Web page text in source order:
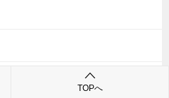
TOPへ